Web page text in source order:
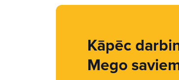
Kāpēc
Mego